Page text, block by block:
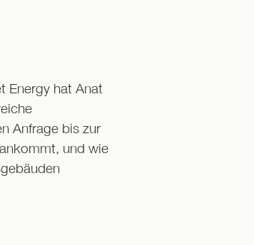
Energy hat Anat
Anfrage bis zur
und wie